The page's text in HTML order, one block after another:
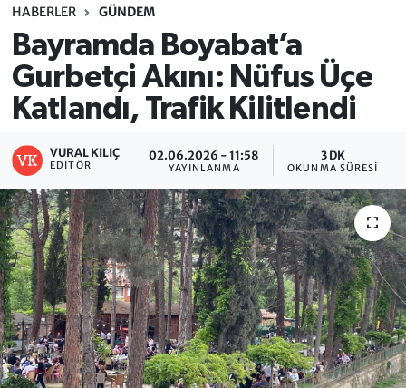
HABERLER GÜNDEM
Bayramda Boyabat’a
Gurbetçi Akını: Nüfus Üçe
Katlandı, Trafik Kilitlendi
VURAL KILIÇ
EDITÖR
02.06.2026 - 11:58
YAYINLANMA
3 DK
OKUNMA SÜRESI
Sinop Trafik Yoğunluk Haritası
Süper Lig Puan Durumu ve Fikstür
Tüm Manşetler
Son Dakika Haberleri
Haber Arşivi